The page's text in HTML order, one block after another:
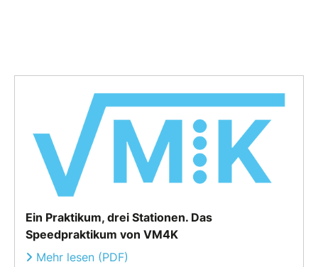
Ein Praktikum, drei Stationen. Das
Speedpraktikum von VM4K
Mehr lesen (PDF)